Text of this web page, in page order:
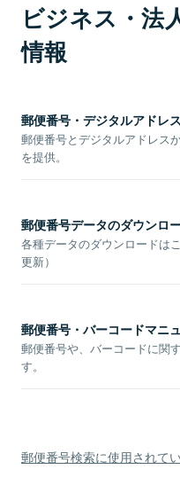
ビジネス・法
情報
郵便番号・デジタルアドレ
郵便番号とデジタルアドレス
を提供。
郵便番号データのダウンロ
各種データのダウンロードは
更新）
郵便番号・バーコードマニ
郵便番号や、バーコードに関
す。
郵便番号検索に使用されて